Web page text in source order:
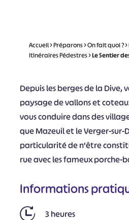
Accueil>Préparons>On fait quoi ?>
Itinéraires Pédestres>Le Sentier
Depuis les berges de la Dive,
paysage de vallons et
vous conduire dans des
que Mazeuil et le Verger-sur-
particularité de n'être
rue avec les fameux porche-
Informations
3 heures